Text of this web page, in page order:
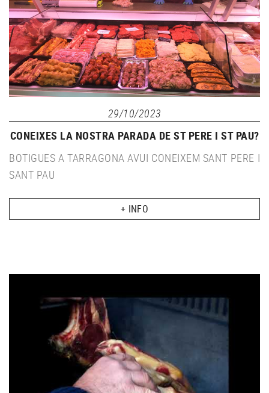
29/10/2023
CONEIXES LA NOSTRA PARADA DE ST PERE I ST PAU?
BOTIGUES A TARRAGONA AVUI CONEIXEM SANT PERE I
SANT PAU
+ INFO